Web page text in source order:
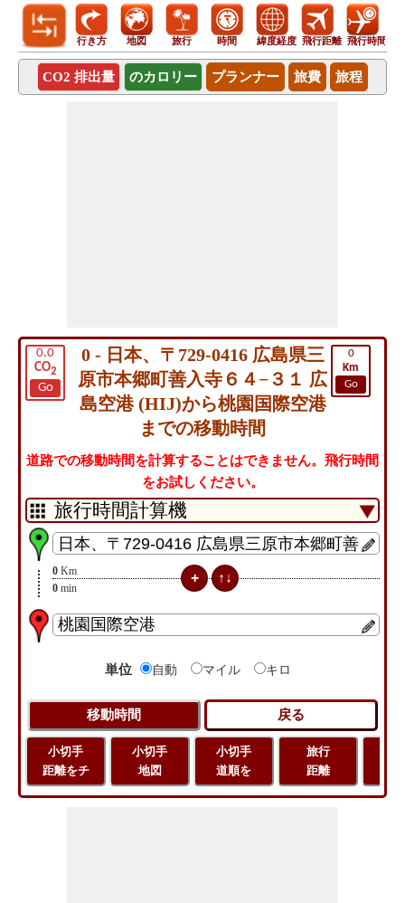
行き方 地図 旅行 時間 緯度経度 飛行距離 飛行時間
CO2 排出量 のカロリー プランナー 旅費 旅程
0.0
CO2
Go
0
Km
Go
0 - 日本、〒729-0416 広島県三
原市本郷町善入寺６４−３１ 広
島空港 (HIJ)から桃園国際空港
までの移動時間
道路での移動時間を計算することはできません。飛行時間
をお試しください。
0 Km
0 min
単位 自動 マイル キロ
小切手
距離をチ
小切手
地図
小切手
道順を
旅行
距離